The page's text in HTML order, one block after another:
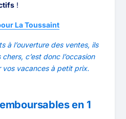
!
La Toussaint
à l’ouverture des ventes, ils
c’est donc l’occasion
vos vacances à petit prix.
en 1